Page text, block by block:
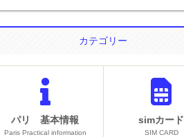
カテゴリー
パリ 基本情報
Paris Practical information
simカード
SIM CARD